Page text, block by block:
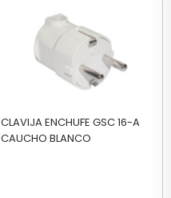
CLAVIJA ENCHUFE GSC 16-A
CAUCHO BLANCO